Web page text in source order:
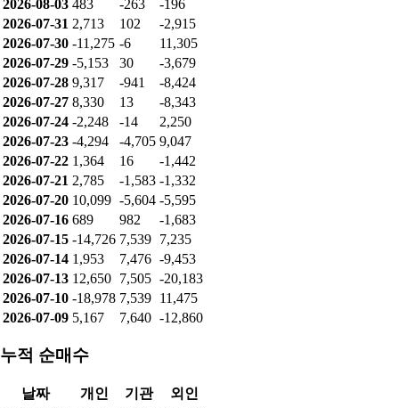
2026-08-03 483 -263
-196
2026-07-31 2,713 102
-2,915
2026-07-30 -11,275 -6
11,305
2026-07-29 -5,153 30
-3,679
2026-07-28 9,317 -941
-8,424
2026-07-27 8,330 13
-8,343
2026-07-24 -2,248 -14
2,250
2026-07-23 -4,294 -4,705 9,047
2026-07-22 1,364 16
-1,442
2026-07-21 2,785 -1,583 -1,332
2026-07-20 10,099 -5,604 -5,595
2026-07-16 689 982
-1,683
2026-07-15 -14,726 7,539 7,235
2026-07-14 1,953 7,476 -9,453
2026-07-13 12,650 7,505 -20,183
2026-07-10 -18,978 7,539 11,475
2026-07-09 5,167 7,640 -12,860
누적 순매수
날짜 개인 기관
외인